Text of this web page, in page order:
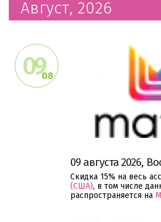
Август, 2026
0908
09 августа 2026,
Скидка 15% на весь
(США), в том числе
распространяется на